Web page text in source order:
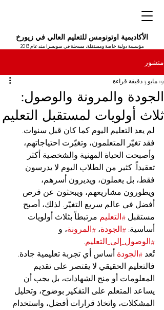
الأكاديمية اوتونومس للتعليم العالي في زيورخ
مؤسسة دولية خاصة ومستقلة، مسجلة في سويسرا منذ عام 2013
منشور
الجودة والمرونة والوصول:
ثلاث أولويات لمستقبل التعليم
19 مايو 3 دقيقة قراءة
لم يعد التعليم اليوم كما كان قبل سنوات.
فقد تغيّر المتعلمون، وتغيّرت احتياجاتهم،
وأصبحت الحياة المهنية والشخصية أكثر
تعقيداً. كثير من الطلاب اليوم لا يدرسون
فقط، بل يعملون، ويديرون أسرهم،
ويطورون مشاريعهم، ويبحثون عن فرص
أفضل في عالم سريع التغيّر. لذلك، أصبح
مستقبل #التعليم مرتبطاً بثلاث أولويات
أساسية: #الجودة، #المرونة، و
#الوصول_إلى_التعليم.
تُعد #الجودة أساس أي تجربة تعليمية جادة.
فالتعليم الحقيقي لا يقتصر على تقديم
المعلومات أو منح الشهادات، بل يجب أن
يساعد المتعلم على التفكير بوضوح، وتحليل
المشكلات، واتخاذ قرارات أفضل، واستخدام